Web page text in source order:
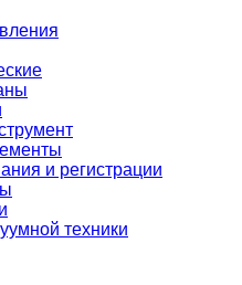
и регистрации
техники